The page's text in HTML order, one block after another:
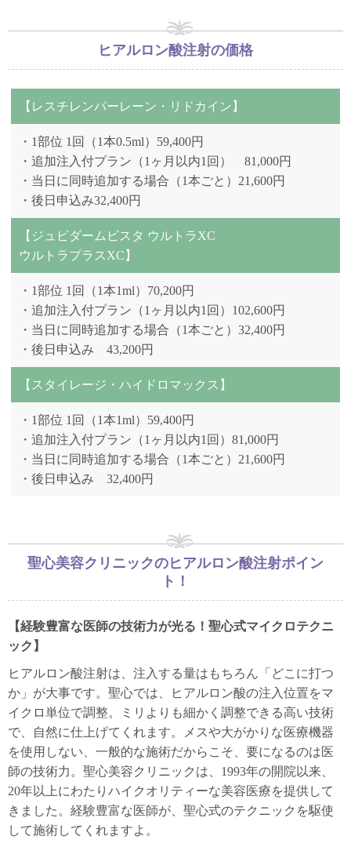
ヒアルロン酸注射の価格
【レスチレンパーレーン・リドカイン】
・1部位 1回（1本0.5ml）59,400円
・追加注入付プラン（1ヶ月以内1回） 81,000円
・当日に同時追加する場合（1本ごと）21,600円
・後日申込み32,400円
【ジュビダームビスタ ウルトラXC
ウルトラプラスXC】
・1部位 1回（1本1ml）70,200円
・追加注入付プラン（1ヶ月以内1回）102,600円
・当日に同時追加する場合（1本ごと）32,400円
・後日申込み 43,200円
【スタイレージ・ハイドロマックス】
・1部位 1回（1本1ml）59,400円
・追加注入付プラン（1ヶ月以内1回）81,000円
・当日に同時追加する場合（1本ごと）21,600円
・後日申込み 32,400円
聖心美容クリニックのヒアルロン酸注射ポイン
ト！
【経験豊富な医師の技術力が光る！聖心式マイクロテクニ
ック】
ヒアルロン酸注射は、注入する量はもちろん「どこに打つ
か」が大事です。聖心では、ヒアルロン酸の注入位置をマ
イクロ単位で調整。ミリよりも細かく調整できる高い技術
で、自然に仕上げてくれます。メスや大がかりな医療機器
を使用しない、一般的な施術だからこそ、要になるのは医
師の技術力。聖心美容クリニックは、1993年の開院以来、
20年以上にわたりハイクオリティーな美容医療を提供して
きました。経験豊富な医師が、聖心式のテクニックを駆使
して施術してくれますよ。